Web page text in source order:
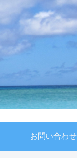
お問い合わせ